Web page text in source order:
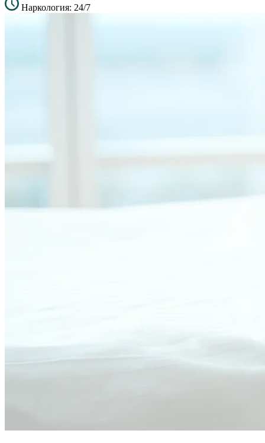
Наркология: 24/7